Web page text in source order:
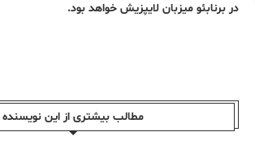
در برنابئو میزبان لایپزیش خواهد بود.
مطالب بیشتری از این نویسندە